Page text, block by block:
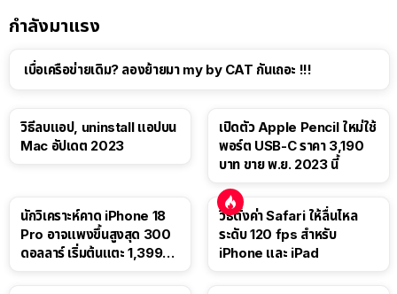
กำลังมาแรง
เบื่อเครือข่ายเดิม? ลองย้ายมา my by CAT กันเถอะ !!!
วิธีลบแอป, uninstall แอปบน
Mac อัปเดต 2023
เปิดตัว Apple Pencil ใหม่ใช้
พอร์ต USB-C ราคา 3,190
บาท ขาย พ.ย. 2023 นี้
นักวิเคราะห์คาด iPhone 18
Pro อาจแพงขึ้นสูงสุด 300
ดอลลาร์ เริ่มต้นแตะ 1,399
วิธีตั้งค่า Safari ให้ลื่นไหล
ระดับ 120 fps สำหรับ
iPhone และ iPad